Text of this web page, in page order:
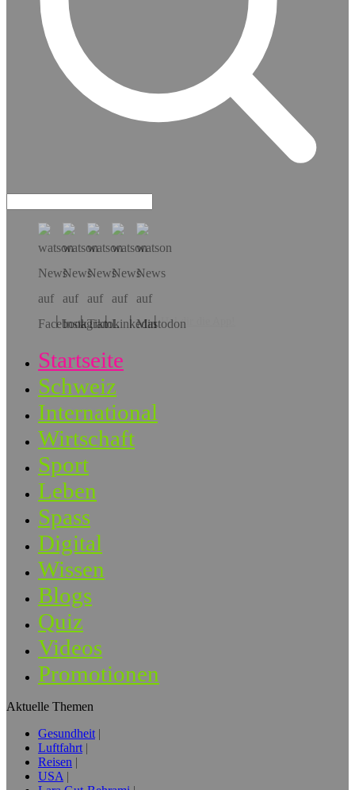
Hol dir die App!
Startseite
Schweiz
International
Wirtschaft
Sport
Leben
Spass
Digital
Wissen
Blogs
Quiz
Videos
Promotionen
Aktuelle Themen
Gesundheit
Luftfahrt
Reisen
USA